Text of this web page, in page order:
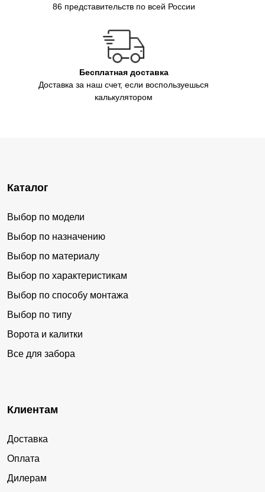
86 представительств по всей России
Бесплатная доставка
Доставка за наш счет, если воспользуешься
калькулятором
Каталог
Выбор по модели
Выбор по назначению
Выбор по материалу
Выбор по характеристикам
Выбор по способу монтажа
Выбор по типу
Ворота и калитки
Все для забора
Клиентам
Доставка
Оплата
Дилерам